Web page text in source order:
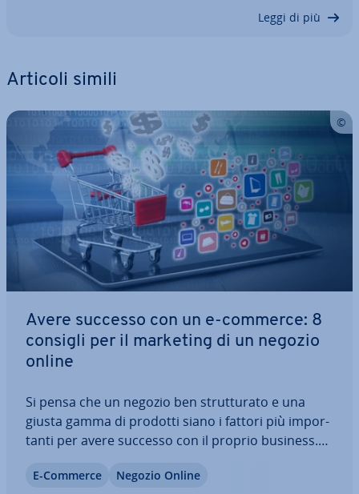
Leggi di più
Articoli simili
Avere successo con un e-commerce: 8
consigli per il marketing di un negozio
online
Si pensa che un negozio ben strut­tu­ra­to e una
giusta gamma di prodotti siano i fattori più im­por­
tan­ti per avere successo con il proprio business.
prodotti in­no­va­ti­vi, se nessun po­ten­zia­le cliente
E-Commerce Negozio Online